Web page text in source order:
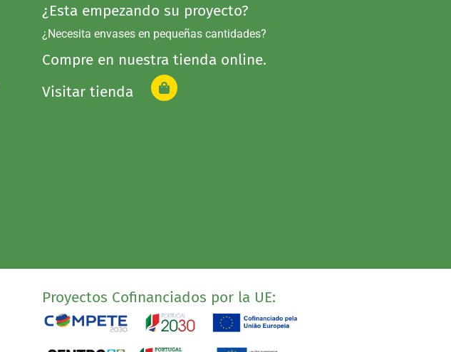
¿Esta empezando su proyecto?
¿Necesita envases en pequeñas cantidades?
Compre en nuestra tienda online.
Visitar tienda
Proyectos Cofinanciados por la UE: